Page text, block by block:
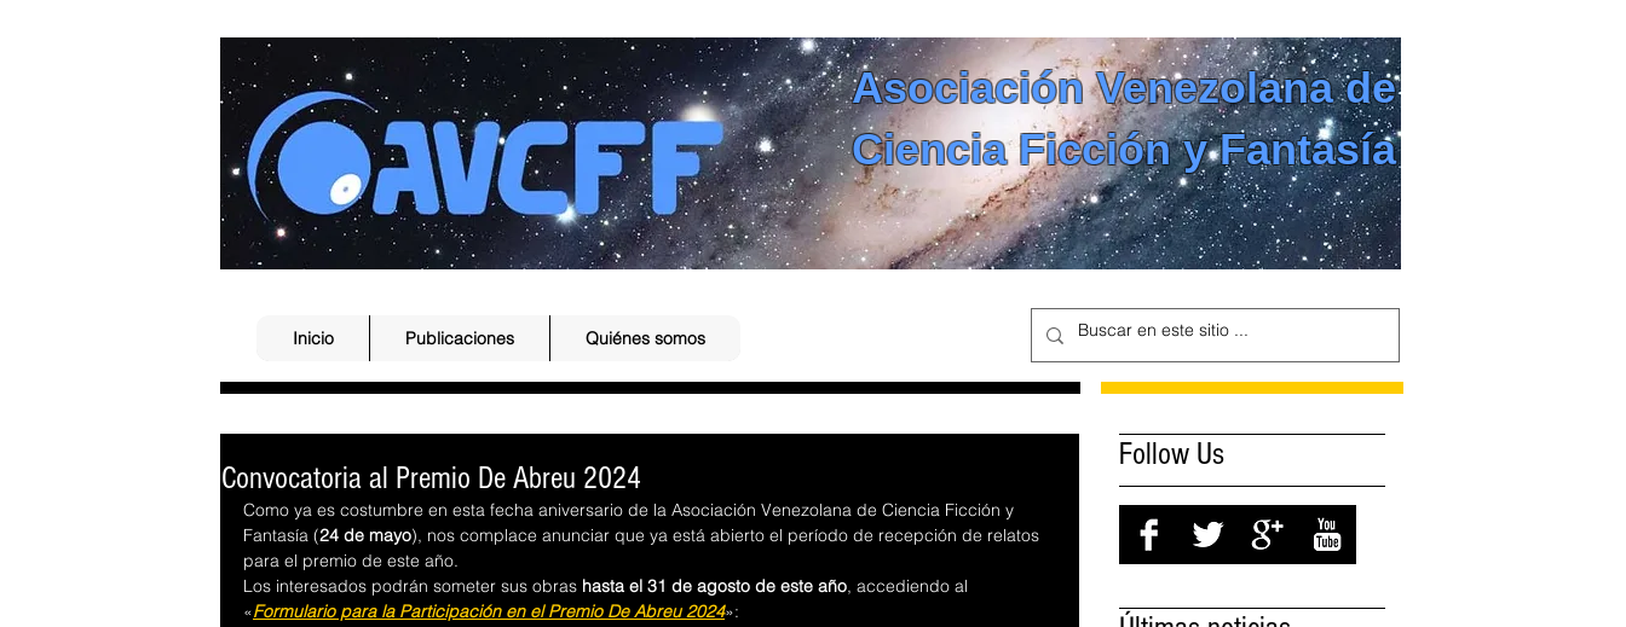
Asociación Venezolana de
Ciencia Ficción y Fantasía
Inicio Publicaciones Quiénes somos
Convocatoria al Premio De Abreu 2024
Como ya es costumbre en esta fecha aniversario de la Asociación Venezolana de Ciencia Ficción y
Fantasía (24 de mayo), nos complace anunciar que ya está abierto el período de recepción de relatos
para el premio de este año.
Los interesados podrán someter sus obras hasta el 31 de agosto de este año, accediendo al
«Formulario para la Participación en el Premio De Abreu 2024»:
Follow Us